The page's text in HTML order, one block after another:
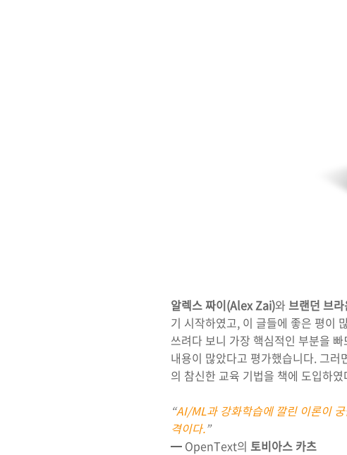
알렉스 짜이(Alex Zai)와 브랜던 브
기 시작하였고, 이 글들에 좋은 평이
쓰려다 보니 가장 핵심적인 부분을
내용이 많았다고 평가했습니다. 그
의 참신한 교육 기법을 책에 도입하
“AI/ML과 강화학습에 깔린 이론이
격이다.”
━ OpenText의 토비아스 카츠